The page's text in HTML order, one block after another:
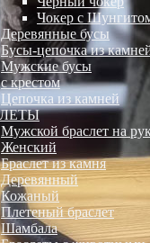
Чокер с
Деревянные бусы
Бусы-цепочка из
Мужские бусы
с крестом
Цепочка из камней
Мужской браслет на
Женский
Браслет из камня
Деревянный
Кожаный
Плетеный браслет
Шамбала